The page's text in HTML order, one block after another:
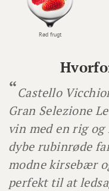
Castello
Gran Selezione
vin med en rig og
dybe rubinrøde
modne kirsebær
perfekt til at
Rød frugt